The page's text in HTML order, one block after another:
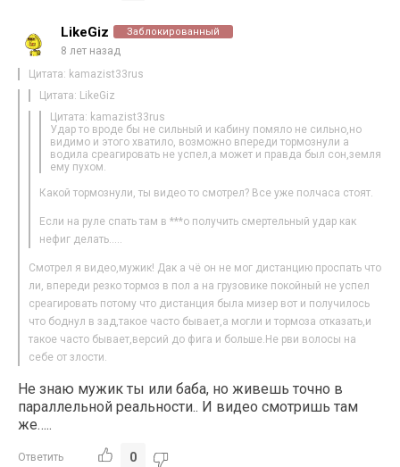
LikeGiz Заблокированный
8 лет назад
Цитата: kamazist33rus
Цитата: LikeGiz
Цитата: kamazist33rus
Удар то вроде бы не сильный и кабину помяло не сильно,но
видимо и этого хватило, возможно впереди тормознули а
водила среагировать не успел,а может и правда был сон,земля
ему пухом.
Какой тормознули, ты видео то смотрел? Все уже полчаса стоят.
Если на руле спать там в ***о получить смертельный удар как
нефиг делать…..
Смотрел я видео,мужик! Дак а чё он не мог дистанцию проспать что
ли, впереди резко тормоз в пол а на грузовике покойный не успел
среагировать потому что дистанция была мизер вот и получилось
что боднул в зад,такое часто бывает,а могли и тормоза отказать,и
такое часто бывает,версий до фига и больше.Не рви волосы на
себе от злости.
Не знаю мужик ты или баба, но живешь точно в
параллельной реальности.. И видео смотришь там
же…..
Ответить 0